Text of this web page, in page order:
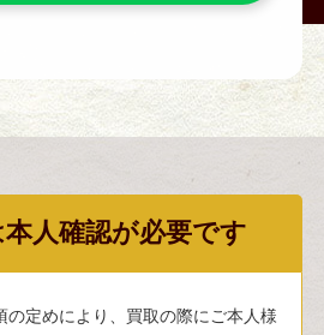
人確認が必要です
の定めにより、買取の際にご本人様